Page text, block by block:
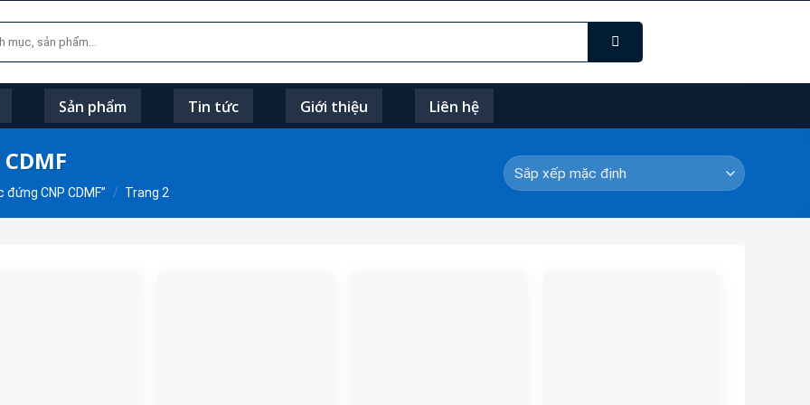
Sản phẩm Tin tức Giới thiệu Liên hệ
CNP CDMF” / Trang 2